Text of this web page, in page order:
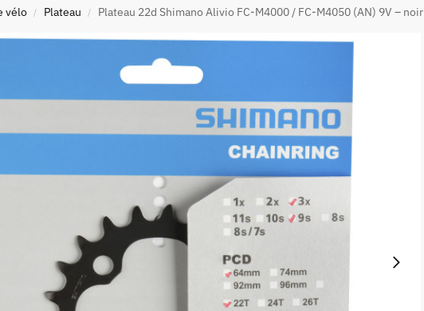
vélo / Plateau / Plateau 22d Shimano Alivio FC-M4000 / FC-M4050 (AN) 9V – noir